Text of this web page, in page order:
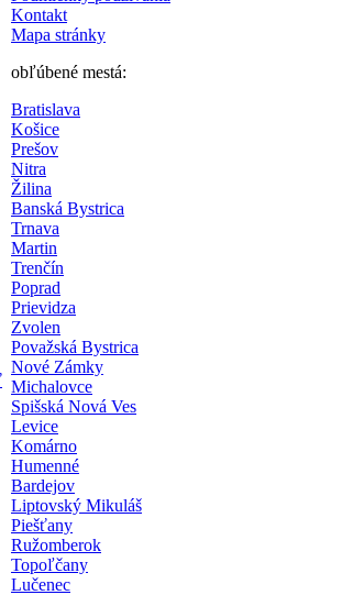
Kontakt
Mapa stránky
obľúbené mestá:
Bratislava
Košice
Prešov
Nitra
Žilina
Banská Bystrica
Trnava
Martin
Trenčín
Poprad
Prievidza
Zvolen
Považská Bystrica
Nové Zámky
Michalovce
Spišská Nová Ves
Levice
Komárno
Humenné
Bardejov
Liptovský Mikuláš
Piešťany
Ružomberok
Topoľčany
Lučenec